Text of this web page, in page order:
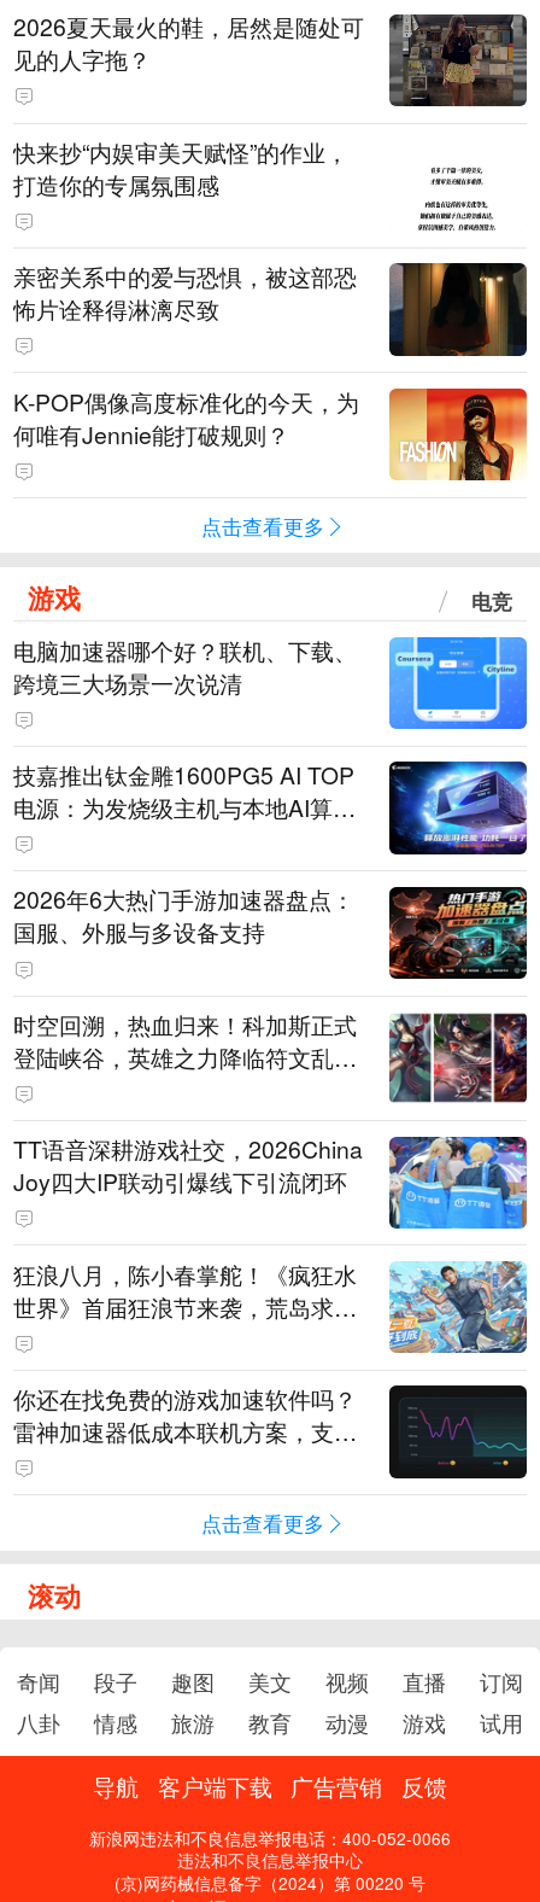
2026夏天最火的鞋，居然是随处可
见的人字拖？
快来抄“内娱审美天赋怪”的作业，
打造你的专属氛围感
亲密关系中的爱与恐惧，被这部恐
怖片诠释得淋漓尽致
K-POP偶像高度标准化的今天，为
何唯有Jennie能打破规则？
点击查看更多
游戏 电竞
电脑加速器哪个好？联机、下载、
跨境三大场景一次说清
技嘉推出钛金雕1600PG5 AI TOP
电源：为发烧级主机与本地AI算力
打造旗舰供电方案
2026年6大热门手游加速器盘点：
国服、外服与多设备支持
时空回溯，热血归来！科加斯正式
登陆峡谷，英雄之力降临符文乱
斗！
TT语音深耕游戏社交，2026China
Joy四大IP联动引爆线下引流闭环
狂浪八月，陈小春掌舵！《疯狂水
世界》首届狂浪节来袭，荒岛求生
直播即将开启
你还在找免费的游戏加速软件吗？
雷神加速器低成本联机方案，支持
免费试用
点击查看更多
滚动
奇闻 段子 趣图 美文 视频 直播
订阅
八卦
情感 旅游 教育 动漫 游戏 试用
导航 客户端下载 广告营销 反馈
新浪网违法和不良信息举报电话：400-052-0066
违法和不良信息举报中心
(京)网药械信息备字（2024）第 00220 号